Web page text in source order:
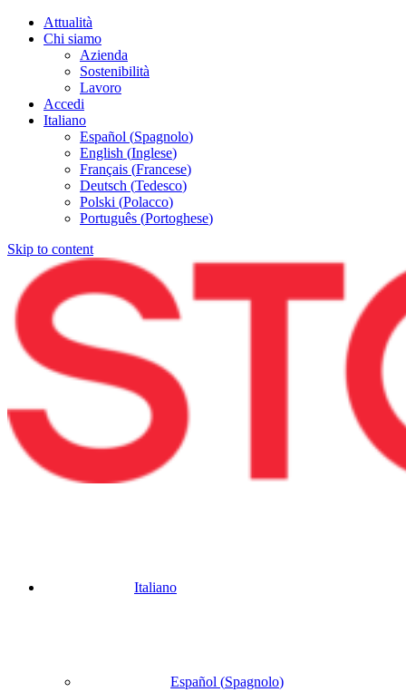
Attualità
Chi siamo
Azienda
Sostenibilità
Lavoro
Accedi
Italiano
Español (Spagnolo)
English (Inglese)
Français (Francese)
Deutsch (Tedesco)
Polski (Polacco)
Português (Portoghese)
Skip to content
Italiano
Español (Spagnolo)